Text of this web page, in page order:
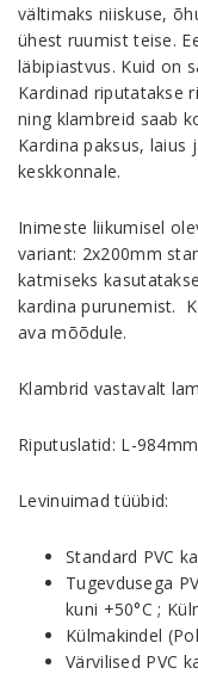
vältimaks niiskuse,
ühest ruumist teise.
läbipiastvus. Kuid on
Kardinad riputatakse
ning klambreid saab
Kardina paksus,
keskkonnale.
Inimeste liikumisel
variant: 2x200mm
katmiseks
kardina purunemist.
ava mõõdule.
Klambrid vastavalt
Riputuslatid: L-
Levinuimad tüübid:
Standard PVC
Tugevdusega
kuni +50°C ;
Külmakindel
Värvilised PVC